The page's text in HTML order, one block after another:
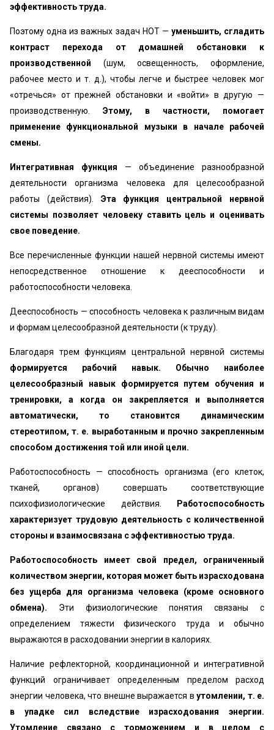
эффективность труда.
Поэтому одна из важных задач НОТ — уменьшить, сгладить
контраст перехода от домашней обстановки к
производственной (шум, освещенность, оформление,
рабочее место и т. д.), чтобы легче и быстрее человек мог
«отречься» от прежней обстановки и «войти» в дру­гую —
производственную.
Этому, в частности, помогает
применение функциональной музыки в начале рабочей
смены.
Интегративная функция — объединение разнообраз­ной
деятельности организма человека для целесообраз­ной
работы (действия). Эта функция центральной нервной
системы позволяет человеку ставить цель и оценивать
свое поведение.
Все перечисленные функции нашей нервной системы имеют
непосредственное отношение к дееспособности и
работоспособности человека.
Дееспособность — способность человека к различным видам
и формам целесообразной деятельности (к труду).
Благодаря трем функциям центральной нервной си­стемы
формируется рабочий навык. Обычно наибо­лее
целесообразный навык формируется путем обуче­ния и
тренировки, а когда он закрепляется и выпол­няется
автоматически, то становится динамическим
стереотипом, т. е. выработанным и прочно закреп­ленным
способом достижения той или иной цели.
Работоспособность — способность организма (его клеток,
тканей, органов) совершать соответствующие
психофизиологические действия.
Работоспособность
характеризует трудовую деятельность с количественной
стороны и взаимосвязана с эффективностью труда.
Работоспособность имеет свой предел, ограниченный
количеством энергии, которая может быть израсходо­вана
без ущерба для организма человека (кроме ос­новного
обмена). Эти физиологические понятия связа­ны с
определением тяжести физического труда и обыч­но
выражаются в расходовании энергии в калориях.
Наличие рефлекторной, координационной и интегра­тивной
функций ограничивает определенным пределом расход
энергии человека, что внешне выражается в утомлении, т. е.
в упадке сил вследствие израсходо­вания энергии.
Утомление связано с торможением и в целом с